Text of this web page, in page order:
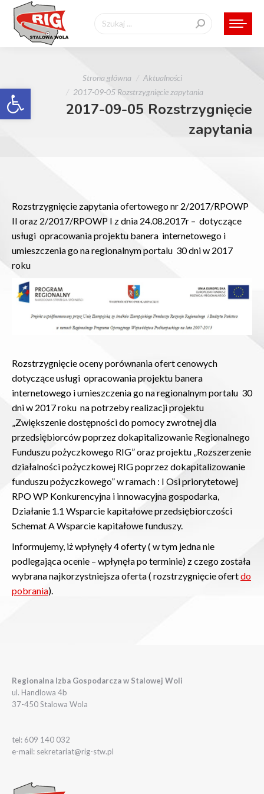
Otwórz pasek narzędzi
Szukaj:
Strona główna
Aktualności
2017-09-05 Rozstrzygnięcie zapytania
2017-09-05 Rozstrzygnięcie
zapytania
Rozstrzygnięcie zapytania ofertowego nr 2/2017/RPOWP
II oraz 2/2017/RPOWP I z dnia 24.08.2017r – dotyczące
usługi opracowania projektu banera internetowego i
umieszczenia go na regionalnym portalu 30 dni w 2017
roku
Rozstrzygnięcie oceny porównania ofert cenowych
dotyczące usługi opracowania projektu banera
internetowego i umieszczenia go na regionalnym portalu 30
dni w 2017 roku na potrzeby realizacji projektu
„Zwiększenie dostępności do pomocy zwrotnej dla
przedsiębiorców poprzez dokapitalizowanie Regionalnego
Funduszu pożyczkowego RIG” oraz projektu „Rozszerzenie
działalności pożyczkowej RIG poprzez dokapitalizowanie
funduszu pożyczkowego” w ramach : I Osi priorytetowej
RPO WP Konkurencyjna i innowacyjna gospodarka,
Działanie 1.1 Wsparcie kapitałowe przedsiębiorczości
Schemat A Wsparcie kapitałowe funduszy.
Informujemy, iż wpłynęły 4 oferty ( w tym jedna nie
podlegająca ocenie – wpłynęła po terminie) z czego została
wybrana najkorzystniejsza oferta ( rozstrzygnięcie ofertdo
pobrania).
Regionalna Izba Gospodarcza w Stalowej Woli
ul. Handlowa 4b
37-450 Stalowa Wola
tel: 609 140 032
e-mail: sekretariat@rig-stw.pl